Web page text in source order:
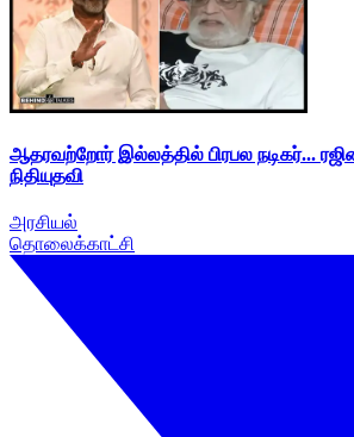
ஆதரவற்றோர் இல்லத்தில் பிரபல நடிகர்...
நிதியுதவி
அரசியல்
தொலைக்காட்சி